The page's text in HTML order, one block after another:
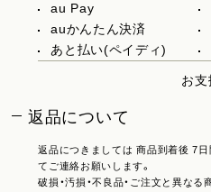
au Pay
auかんたん決済
あと払い(ペイディ)
お
返品について
返品につきましては 商品到着後 7
てご連絡お願いします。
破損・汚損・不良品・ご注文と異な